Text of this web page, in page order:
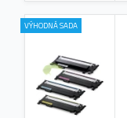
VÝHODNÁ SADA